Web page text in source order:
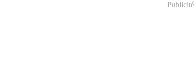
Publicité